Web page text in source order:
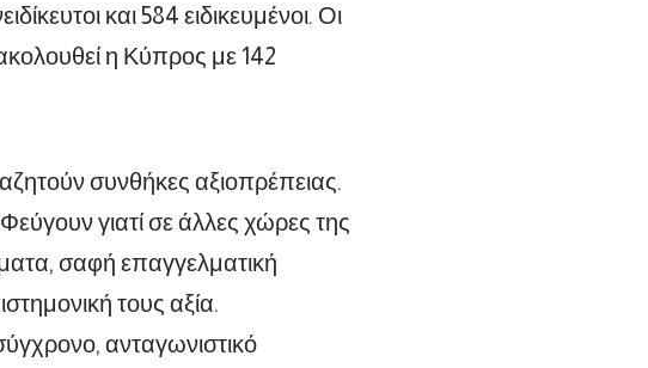
και 584 ειδικευμένοι. Οι
η Κύπρος με 142
συνθήκες αξιοπρέπειας.
γιατί σε άλλες χώρες της
σαφή επαγγελματική
τους αξία.
ανταγωνιστικό